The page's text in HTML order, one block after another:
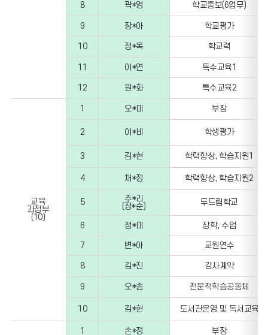
8 곽*영 학교홍보(6업무)
9 장*아 학교평가
10 정*옥 학교력
11 이*연 특수교육1
12 원*화 특수교육2
교육
과정부
(10)
1 오*미 부장
2 이*비 학생평가
3 김*현 학력향상, 학습지원1
4 채*정 학력향상, 학습지원2
5
주*리
(정*순)
두드림학교
6 정*미 장학, 수업
7 변*아 교원연수
8 김*진 강사계약
9 오*솜 전문적학습공동체
10 김*현 도서관운영 및 독서교육
1 손*정 부장